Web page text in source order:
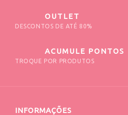
OUTLET
DESCONTOS DE ATÉ 80%
ACUMULE PONTOS
TROQUE POR PRODUTOS
INFORMAÇÕES